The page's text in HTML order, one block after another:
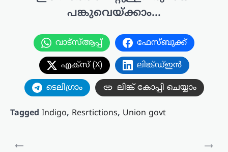
പങ്കുവെയ്ക്കാം...
വാട്സ്ആപ്പ് ഫേസ്ബുക്ക്
എക്സ് (X) ലിങ്ക്ഡ്ഇൻ
ടെലിഗ്രാം ലിങ്ക് കോപ്പി ചെയ്യാം
Tagged Indigo, Resrtictions, Union govt
പോസ്റ്റുകളിലൂടെ
⟵
⟶